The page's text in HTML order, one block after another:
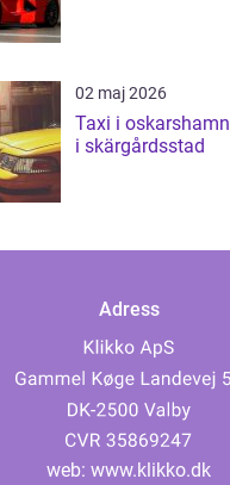
02 maj 2026
Taxi i oskarshamn trygg transport
i skärgårdsstad
Adress
web: www.klikko.dk